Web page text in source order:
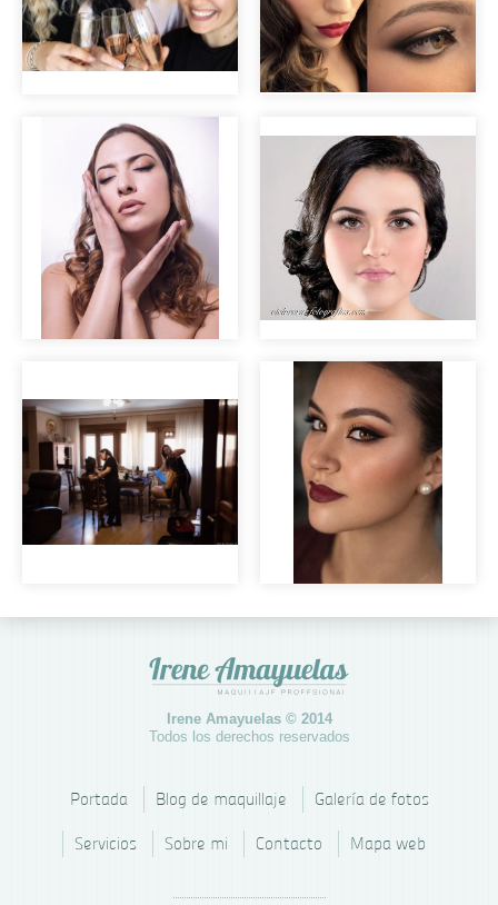
Terminando...
Maquillaje natural
para novia
Irene & Vero
invitada.
Irene Amayuelas © 2014
Todos los derechos reservados
Portada Blog de maquillaje Galería de fotos
Servicios Sobre mi Contacto Mapa web